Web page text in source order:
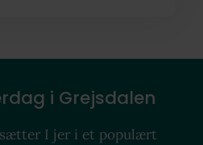
i Grejsdalen
I jer i et populært